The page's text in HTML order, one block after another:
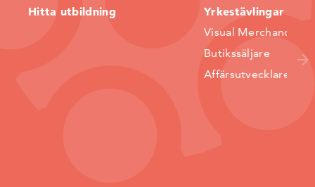
Hitta utbildning Yrkestävlingar
Visual Merchandiser
Butikssäljare
Affärsutvecklare